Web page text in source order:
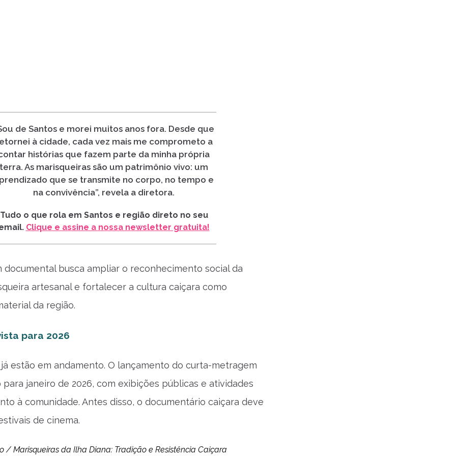
de Santos e morei muitos anos fora. Desde que
à cidade, cada vez mais me comprometo a
histórias que fazem parte da minha própria
terra. As marisqueiras são um patrimônio vivo: um
que se transmite no corpo, no tempo e
na convivência”, revela a diretora.
Tudo o que rola em Santos e região direto no seu
Clique e assine a nossa newsletter gratuita!
documental busca ampliar o reconhecimento social da
artesanal e fortalecer a cultura caiçara como
da região.
para 2026
estão em andamento. O lançamento do curta-metragem
janeiro de 2026, com exibições públicas e atividades
à comunidade. Antes disso, o documentário caiçara deve
de cinema.
/ Marisqueiras da Ilha Diana: Tradição e Resistência Caiçara